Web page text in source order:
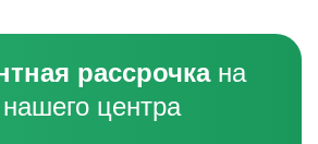
рассрочкана
центра